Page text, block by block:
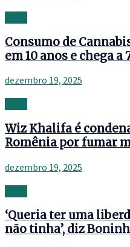
Consumo de
em 10 anos e chega a
dezembro 19, 2025
Wiz Khalifa é
Romênia por fumar
dezembro 19, 2025
‘Queria ter uma
não tinha’, diz